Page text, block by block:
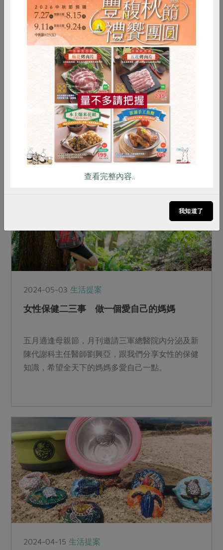
2024-05-13 社內大小事 生活提案
桃園老城區一日遊 景福宮看金龍、桃園77
藝文町 感受日式氛圍
桃園火車站前的老城區，曾是桃園最熱鬧的區域。
現在發展重點雖然在桃園藝文中心，但以景福宮為
中心，週遭還是有許多迷人去處。
2024-05-03生活提案
女性保健二三事 做一個愛自己的媽媽
五月適逢母親節，月刊邀請三軍總醫院內分泌及新
陳代謝科主任醫師劉興亞，跟我們分享女性的保健
知識，希望全天下的媽媽多愛自己一點。
2024-04-15生活提案
RPET 食譜 減硝酸鹽
雞蛋 食安 共同購買
查看完整內容..
我知道了